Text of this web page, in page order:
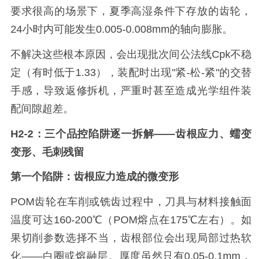
要求很高的场景下，夏季高湿条件下存放的齿轮，
24小时内可能发生0.005-0.008mm的轴向膨胀。
不解决这些根本原因，会出现批次间公法线Cpk不稳
定（有时低于1.33），装配时出现"紧-松-紧"的交替
手感，导致返修拆机，严重时甚至造成光学组件装
配间隙超差。
H2-2：三个品控陷阱逐一拆解——齿根应力、蠕变
变形、毛刺残留
第一个陷阱：齿根应力造成的微变形
POM齿轮在车削或铣齿过程中，刀具与材料接触面
温度可达160-200℃（POM熔点在175℃左右）。如
果切削参数选择不当，齿根部位会出现局部过热软
化——白圈或熔融层。厚度虽然只有0.05-0.1mm，